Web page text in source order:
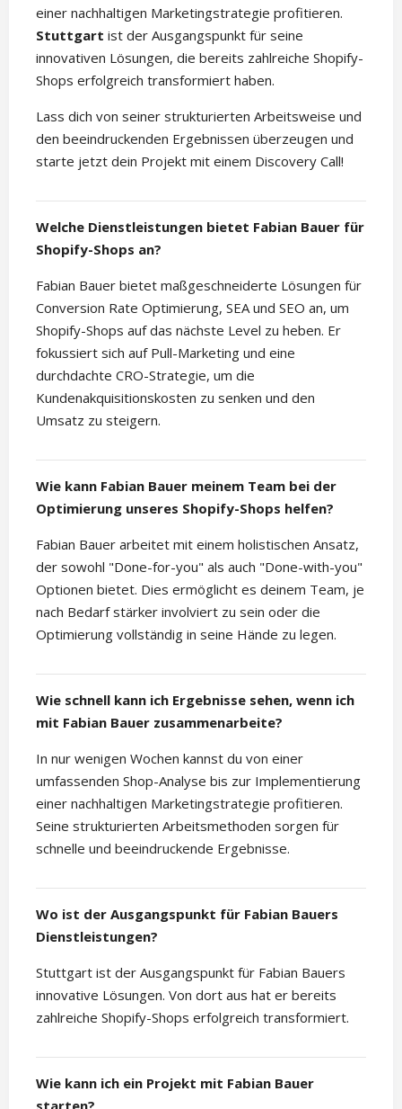
einer nachhaltigen Marketingstrategie profitieren.
Stuttgart ist der Ausgangspunkt für seine
innovativen Lösungen, die bereits zahlreiche Shopify-
Shops erfolgreich transformiert haben.
Lass dich von seiner strukturierten Arbeitsweise und
den beeindruckenden Ergebnissen überzeugen und
starte jetzt dein Projekt mit einem Discovery Call!
Welche Dienstleistungen bietet Fabian Bauer für
Shopify-Shops an?
Fabian Bauer bietet maßgeschneiderte Lösungen für
Conversion Rate Optimierung, SEA und SEO an, um
Shopify-Shops auf das nächste Level zu heben. Er
fokussiert sich auf Pull-Marketing und eine
durchdachte CRO-Strategie, um die
Kundenakquisitionskosten zu senken und den
Umsatz zu steigern.
Wie kann Fabian Bauer meinem Team bei der
Optimierung unseres Shopify-Shops helfen?
Fabian Bauer arbeitet mit einem holistischen Ansatz,
der sowohl "Done-for-you" als auch "Done-with-you"
Optionen bietet. Dies ermöglicht es deinem Team, je
nach Bedarf stärker involviert zu sein oder die
Optimierung vollständig in seine Hände zu legen.
Wie schnell kann ich Ergebnisse sehen, wenn ich
mit Fabian Bauer zusammenarbeite?
In nur wenigen Wochen kannst du von einer
umfassenden Shop-Analyse bis zur Implementierung
einer nachhaltigen Marketingstrategie profitieren.
Seine strukturierten Arbeitsmethoden sorgen für
schnelle und beeindruckende Ergebnisse.
Wo ist der Ausgangspunkt für Fabian Bauers
Dienstleistungen?
Stuttgart ist der Ausgangspunkt für Fabian Bauers
innovative Lösungen. Von dort aus hat er bereits
zahlreiche Shopify-Shops erfolgreich transformiert.
Wie kann ich ein Projekt mit Fabian Bauer
starten?